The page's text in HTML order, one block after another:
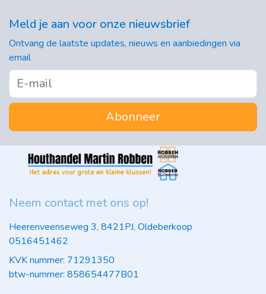
Meld je aan voor onze nieuwsbrief
Ontvang de laatste updates, nieuws en aanbiedingen via
email
Abonneer
Neem contact met ons op!
Heerenveenseweg 3, 8421PJ, Oldeberkoop
0516451462
KVK nummer: 71291350
btw-nummer: 858654477B01